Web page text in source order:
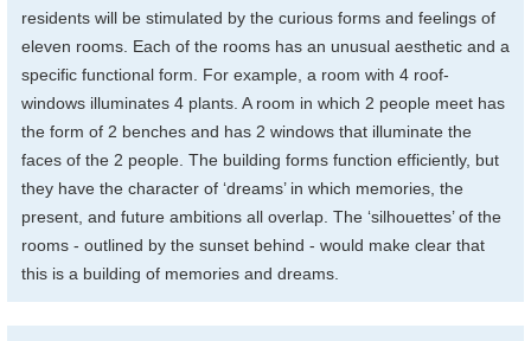
residents will be stimulated by the curious forms and feelings of
eleven rooms. Each of the rooms has an unusual aesthetic and a
specific functional form. For example, a room with 4 roof-
windows illuminates 4 plants. A room in which 2 people meet has
the form of 2 benches and has 2 windows that illuminate the
faces of the 2 people. The building forms function efficiently, but
they have the character of ‘dreams’ in which memories, the
present, and future ambitions all overlap. The ‘silhouettes’ of the
rooms - outlined by the sunset behind - would make clear that
this is a building of memories and dreams.